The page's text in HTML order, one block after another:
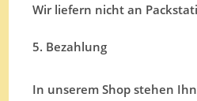
Wir liefern nicht an
5. Bezahlung
In unserem Shop stehen